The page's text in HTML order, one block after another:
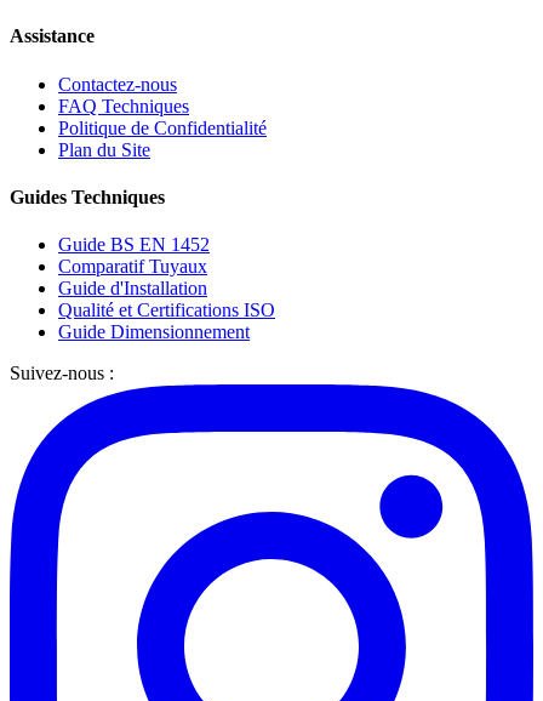
Assistance
Contactez-nous
FAQ Techniques
Politique de Confidentialité
Plan du Site
Guides Techniques
Guide BS EN 1452
Comparatif Tuyaux
Guide d'Installation
Qualité et Certifications ISO
Guide Dimensionnement
Suivez-nous :